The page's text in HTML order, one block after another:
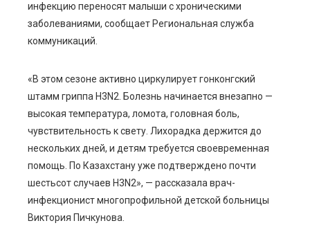
инфекцию переносят малыши с хроническими
заболеваниями, сообщает Региональная служба
коммуникаций.
«В этом сезоне активно циркулирует гонконгский
штамм гриппа H3N2. Болезнь начинается внезапно —
высокая температура, ломота, головная боль,
чувствительность к свету. Лихорадка держится до
нескольких дней, и детям требуется своевременная
помощь. По Казахстану уже подтверждено почти
шестьсот случаев H3N2», — рассказала врач-
инфекционист многопрофильной детской больницы
Виктория Пичкунова.